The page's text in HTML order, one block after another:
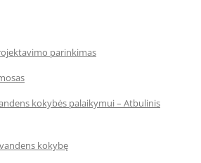
parinkimas
kokybės palaikymui – Atbulinis
kokybę